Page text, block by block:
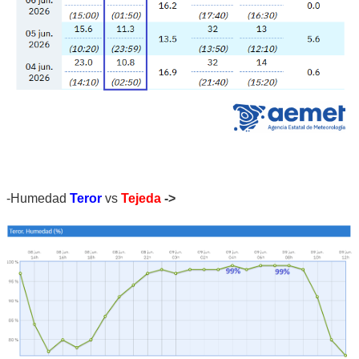
-Humedad Teror vs Tejeda ->